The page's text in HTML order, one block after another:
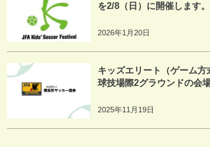
を2/8（日）に開催します。
2026年1月20日
キッズエリート（ゲーム
球技場際2グラウンドの会
2025年11月19日